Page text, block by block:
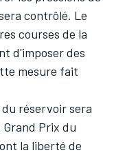
contrôlé. Le
courses de la
d'imposer des
mesure fait
réservoir sera
Prix du
la liberté de